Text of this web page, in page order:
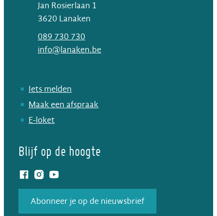
Jan Rosierlaan 1
,3620 Lanaken
089 730 730
E-mailinfo@lanaken.be
Iets melden
Maak een afspraak
E-loket
Blijf op de hoogte
Facebook
Instagram
YouTube
Abonneer je op de nieuwsbrief